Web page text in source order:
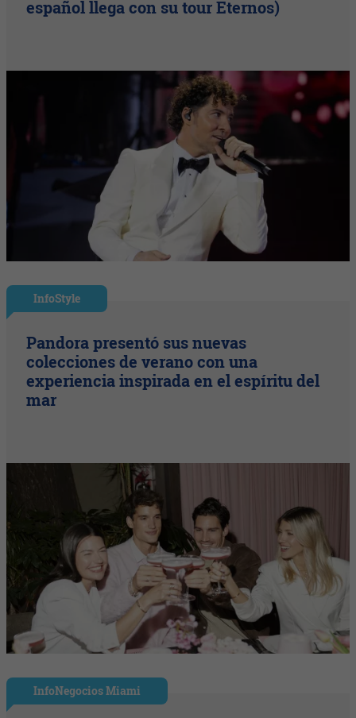
español llega con su tour Eternos)
InfoStyle
Pandora presentó sus nuevas
colecciones de verano con una
experiencia inspirada en el espíritu del
mar
InfoNegocios Miami